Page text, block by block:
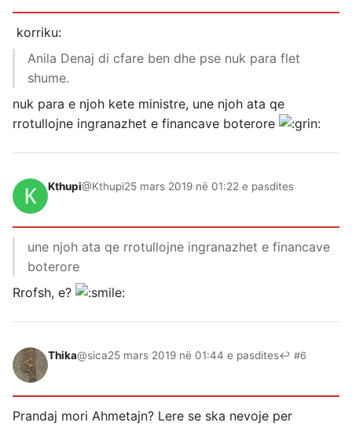
korriku:
Anila Denaj di cfare ben dhe pse nuk para flet
shume.
nuk para e njoh kete ministre, une njoh ata qe
rrotullojne ingranazhet e financave boterore
Kthupi@Kthupi25 mars 2019 në 01:22 e pasdites
une njoh ata qe rrotullojne ingranazhet e financave
boterore
Rrofsh, e?
Thika@sica25 mars 2019 në 01:44 e pasdites↩ #6
Prandaj mori Ahmetajn? Lere se ska nevoje per